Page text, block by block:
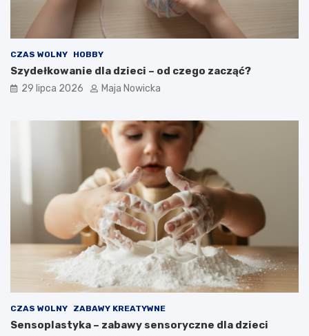
CZAS WOLNY HOBBY
Szydełkowanie dla dzieci – od czego zacząć?
29 lipca 2026 Maja Nowicka
CZAS WOLNY ZABAWY KREATYWNE
Sensoplastyka – zabawy sensoryczne dla dzieci